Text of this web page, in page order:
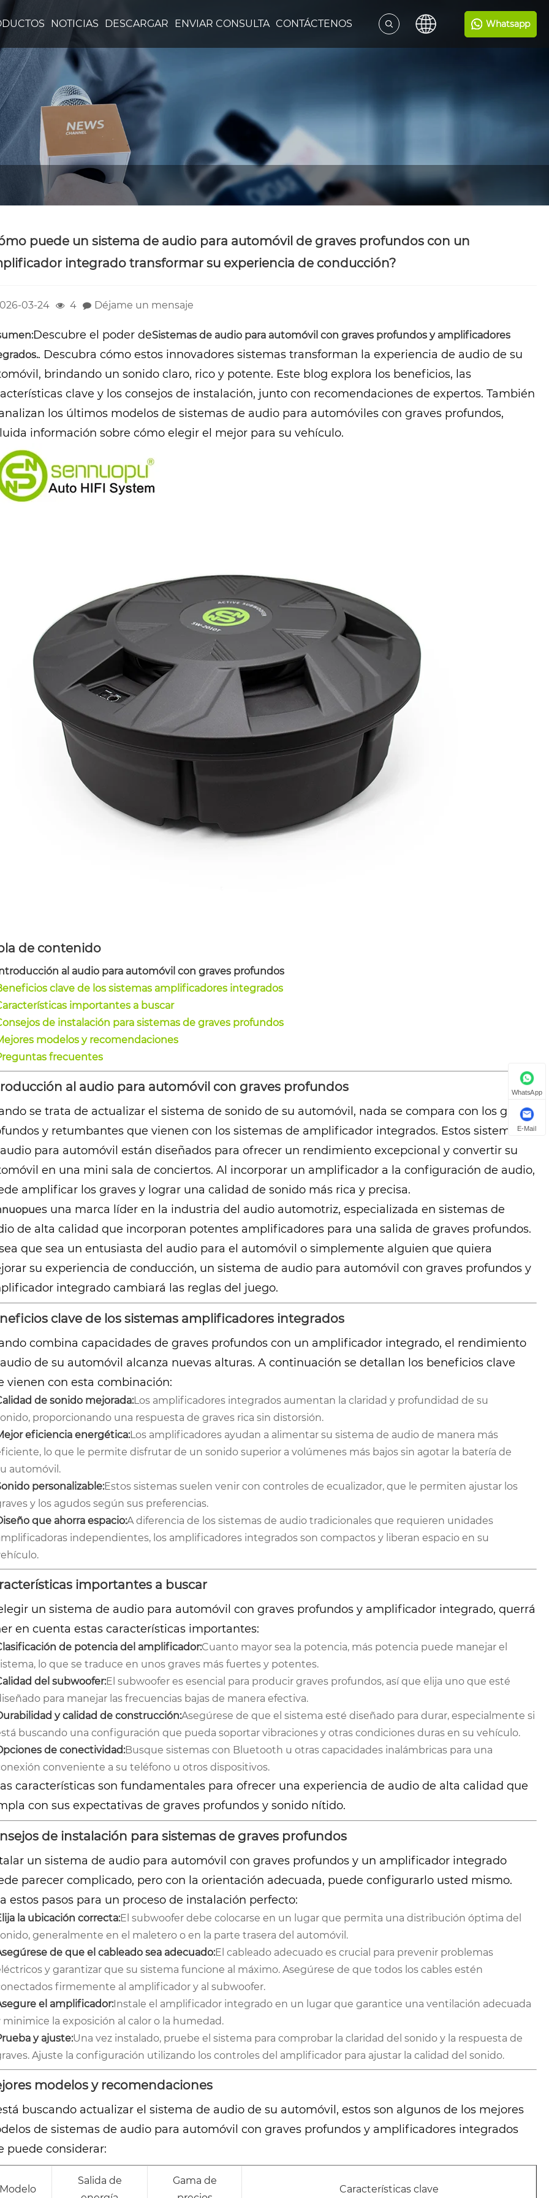
NOTICIAS DESCARGAR ENVIAR CONSULTA CONTÁCTENOS Whatsapp
puede un sistema de audio para automóvil de graves profundos con un
integrado transformar su experiencia de conducción?
03-24 4 Déjame un mensaje
Descubre el poder deSistemas de audio para automóvil con graves profundos y amplificadores
. Descubra cómo estos innovadores sistemas transforman la experiencia de audio de su
brindando un sonido claro, rico y potente. Este blog explora los beneficios, las
clave y los consejos de instalación, junto con recomendaciones de expertos. También
los últimos modelos de sistemas de audio para automóviles con graves profundos,
información sobre cómo elegir el mejor para su vehículo.
de contenido
al audio para automóvil con graves profundos
clave de los sistemas amplificadores integrados
importantes a buscar
de instalación para sistemas de graves profundos
modelos y recomendaciones
frecuentes
al audio para automóvil con graves profundos
se trata de actualizar el sistema de sonido de su automóvil, nada se compara con los graves
y retumbantes que vienen con los sistemas de amplificador integrados. Estos sistemas
para automóvil están diseñados para ofrecer un rendimiento excepcional y convertir su
en una mini sala de conciertos. Al incorporar un amplificador a la configuración de audio,
amplificar los graves y lograr una calidad de sonido más rica y precisa.
es una marca líder en la industria del audio automotriz, especializada en sistemas de
de alta calidad que incorporan potentes amplificadores para una salida de graves profundos.
que sea un entusiasta del audio para el automóvil o simplemente alguien que quiera
su experiencia de conducción, un sistema de audio para automóvil con graves profundos y
integrado cambiará las reglas del juego.
clave de los sistemas amplificadores integrados
combina capacidades de graves profundos con un amplificador integrado, el rendimiento
de su automóvil alcanza nuevas alturas. A continuación se detallan los beneficios clave
vienen con esta combinación:
de sonido mejorada:Los amplificadores integrados aumentan la claridad y profundidad de su
proporcionando una respuesta de graves rica sin distorsión.
eficiencia energética:Los amplificadores ayudan a alimentar su sistema de audio de manera más
lo que le permite disfrutar de un sonido superior a volúmenes más bajos sin agotar la batería de
automóvil.
personalizable:Estos sistemas suelen venir con controles de ecualizador, que le permiten ajustar los
y los agudos según sus preferencias.
que ahorra espacio:A diferencia de los sistemas de audio tradicionales que requieren unidades
independientes, los amplificadores integrados son compactos y liberan espacio en su
importantes a buscar
un sistema de audio para automóvil con graves profundos y amplificador integrado, querrá
en cuenta estas características importantes:
de potencia del amplificador:Cuanto mayor sea la potencia, más potencia puede manejar el
lo que se traduce en unos graves más fuertes y potentes.
del subwoofer:El subwoofer es esencial para producir graves profundos, así que elija uno que esté
para manejar las frecuencias bajas de manera efectiva.
y calidad de construcción:Asegúrese de que el sistema esté diseñado para durar, especialmente si
buscando una configuración que pueda soportar vibraciones y otras condiciones duras en su vehículo.
de conectividad:Busque sistemas con Bluetooth u otras capacidades inalámbricas para una
conveniente a su teléfono u otros dispositivos.
características son fundamentales para ofrecer una experiencia de audio de alta calidad que
con sus expectativas de graves profundos y sonido nítido.
de instalación para sistemas de graves profundos
un sistema de audio para automóvil con graves profundos y un amplificador integrado
parecer complicado, pero con la orientación adecuada, puede configurarlo usted mismo.
estos pasos para un proceso de instalación perfecto:
la ubicación correcta:El subwoofer debe colocarse en un lugar que permita una distribución óptima del
generalmente en el maletero o en la parte trasera del automóvil.
de que el cableado sea adecuado:El cableado adecuado es crucial para prevenir problemas
y garantizar que su sistema funcione al máximo. Asegúrese de que todos los cables estén
firmemente al amplificador y al subwoofer.
el amplificador:Instale el amplificador integrado en un lugar que garantice una ventilación adecuada
minimice la exposición al calor o la humedad.
y ajuste:Una vez instalado, pruebe el sistema para comprobar la claridad del sonido y la respuesta de
Ajuste la configuración utilizando los controles del amplificador para ajustar la calidad del sonido.
modelos y recomendaciones
buscando actualizar el sistema de audio de su automóvil, estos son algunos de los mejores
de sistemas de audio para automóvil con graves profundos y amplificadores integrados
puede considerar:
Modelo
Salida de
Gama de
Características clave
WhatsApp
E-Mail